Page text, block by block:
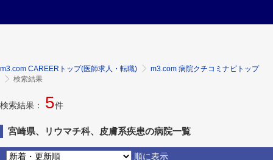
m3.com CAREERトップ(医師求人・転職)
m3.com 病院クチコミナビトップ
検索結果
検索結果： 5件
宮崎県、リウマチ科、皮膚系疾患の病院一覧
順に表示